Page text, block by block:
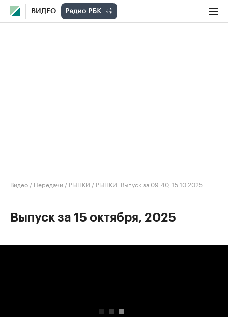
ВИДЕО
Видео / Передачи / РЫНКИ / РЫНКИ. Выпуск за 09:40, 15.10.2025
Выпуск за 15 октября, 2025